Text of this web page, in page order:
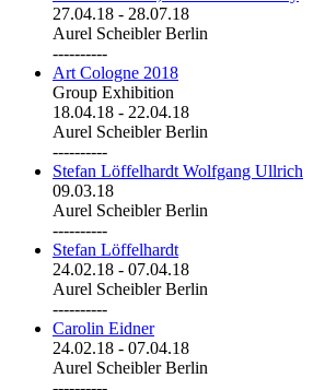
27.04.18 - 28.07.18
Aurel Scheibler Berlin
----------
Art Cologne 2018
Group Exhibition
18.04.18 - 22.04.18
Aurel Scheibler Berlin
----------
Stefan Löffelhardt Wolfgang Ullrich
09.03.18
Aurel Scheibler Berlin
----------
Stefan Löffelhardt
24.02.18 - 07.04.18
Aurel Scheibler Berlin
----------
Carolin Eidner
24.02.18 - 07.04.18
Aurel Scheibler Berlin